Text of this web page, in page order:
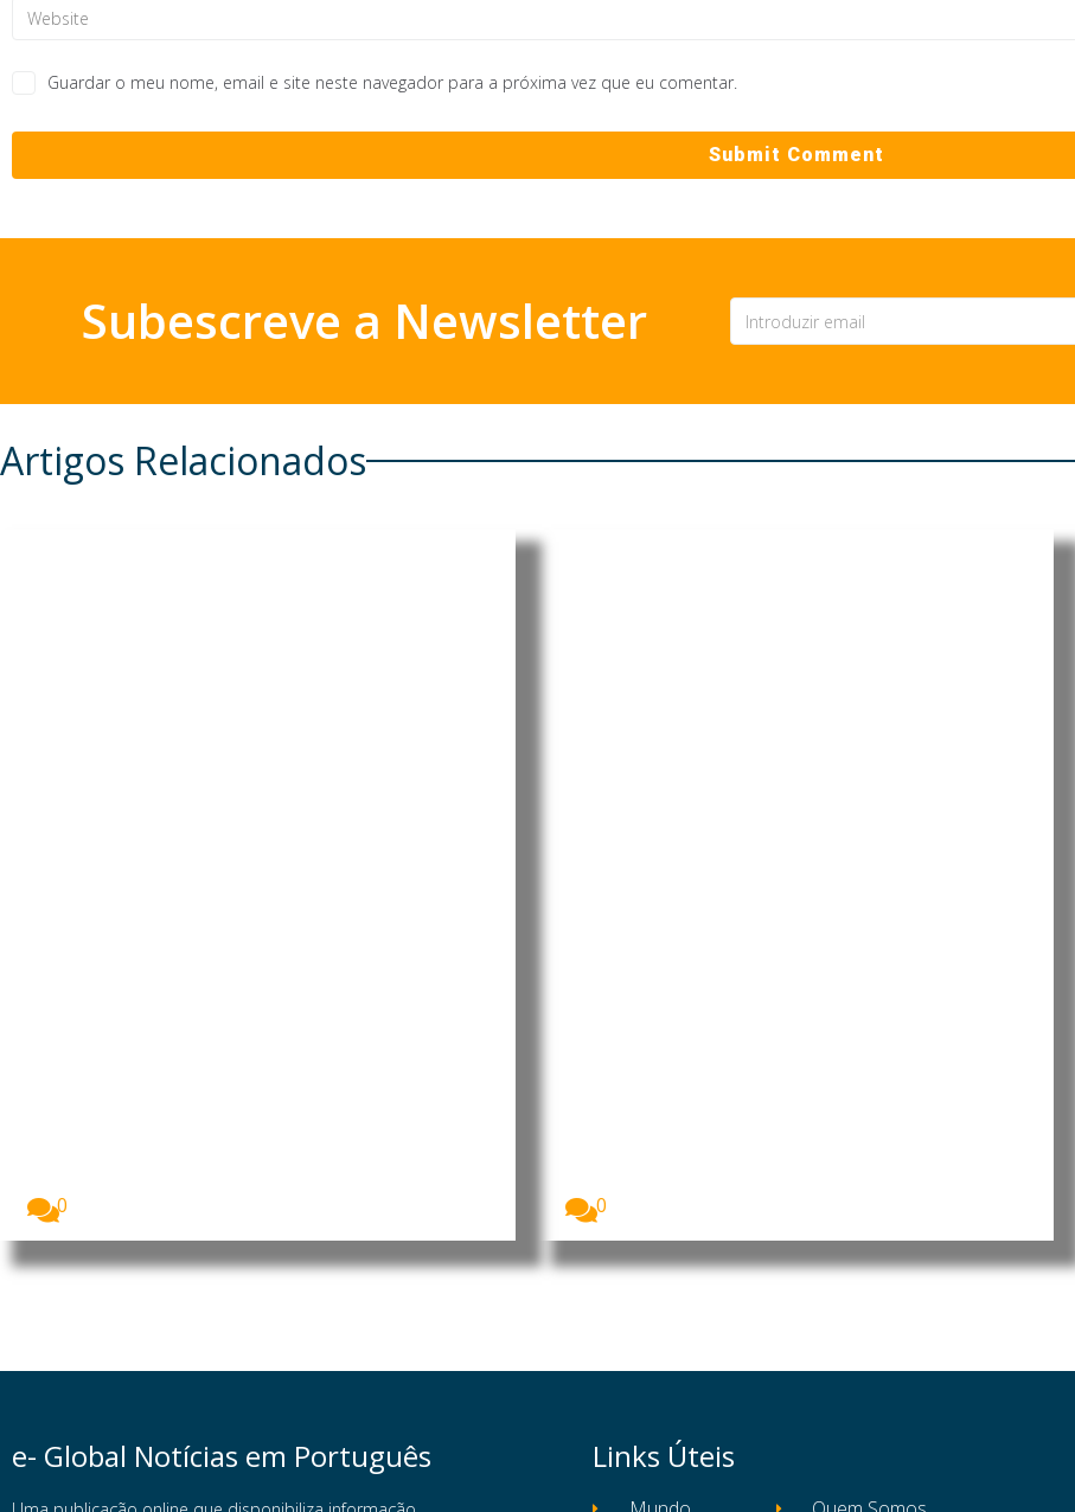
Guardar o meu nome, email e site neste navegador para a próxima vez que eu comentar.
Subescreve a Newsletter
Artigos Relacionados
0
0
e- Global Notícias em Português Links Úteis